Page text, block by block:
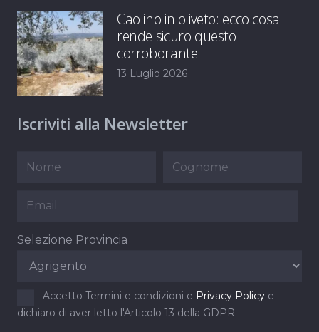
Caolino in oliveto: ecco cosa
rende sicuro questo
corroborante
13 Luglio 2026
Iscriviti alla Newsletter
Selezione Provincia
Accetto Termini e condizioni e Privacy Policy e
dichiaro di aver letto l'Articolo 13 della GDPR.